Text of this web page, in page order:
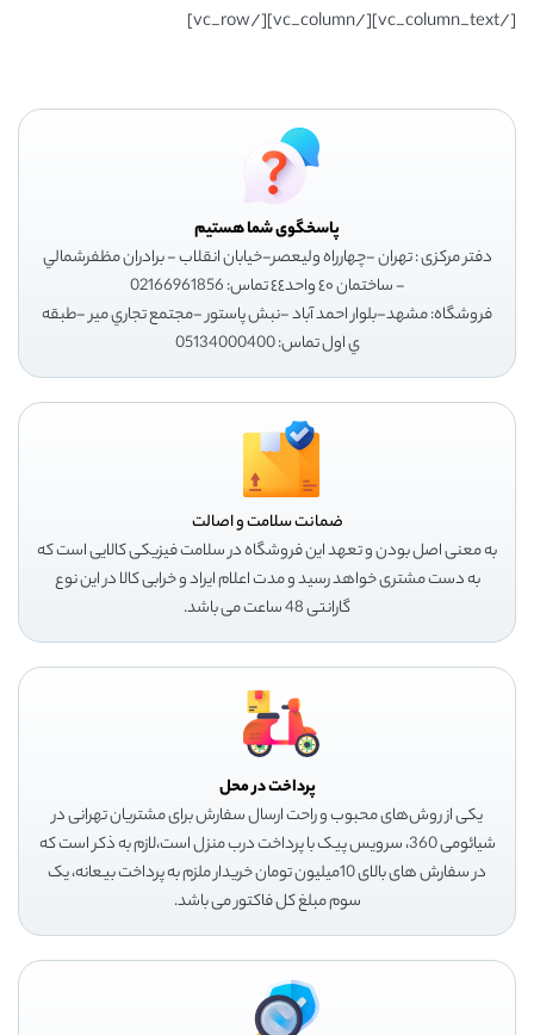
[/vc_column_text][/vc_column][/vc_row]
پاسخگوی شما هستیم
دفتر مرکزی : تهران -چهارراه وليعصر-خيابان انقلاب - برادران مظفرشمالي
- ساختمان ٤٠ واحد٤٤ تماس: 02166961856
فروشگاه: مشهد-بلوار احمد آباد -نبش پاستور -مجتمع تجاري مير -طبقه
ي اول تماس: 05134000400
ضمانت سلامت و اصالت
به معنی اصل بودن و تعهد این فروشگاه در سلامت فیزیکی کالایی است که
به دست مشتری خواهد رسید و مدت اعلام ایراد و خرابی کالا در این نوع
گارانتی 48 ساعت می باشد.
پرداخت در محل
یکی از روش‌های محبوب و راحت ارسال سفارش برای مشتریان تهرانی در
شیائومی 360، سرویس پیک با پرداخت درب منزل است،لازم به ذکر است که
در سفارش های بالای 10میلیون تومان خریدار ملزم به پرداخت بیعانه، یک
سوم مبلغ کل فاکتور می باشد.